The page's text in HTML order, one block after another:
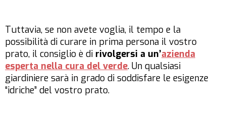
Tuttavia, se non avete voglia, il tempo e la
possibilità di curare in prima persona il vostro
prato, il consiglio è di rivolgersi a un’azienda
esperta nella cura del verde. Un qualsiasi
giardiniere sarà in grado di soddisfare le esigenze
“idriche” del vostro prato.